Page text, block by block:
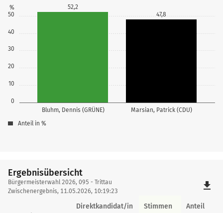
0
10
20
30
40
50
%
Bluhm, Dennis (GRÜNE) Marsian, Patrick (CDU)
52,2
47,8
Anteil in %
Ergebnisübersicht
Ergebnisübersicht
Bürgermeisterwahl 2026, 095 - Trittau
Zwischenergebnis, 11.05.2026, 10:19:23
file_download
Direktkandidat/in Stimmen Anteil